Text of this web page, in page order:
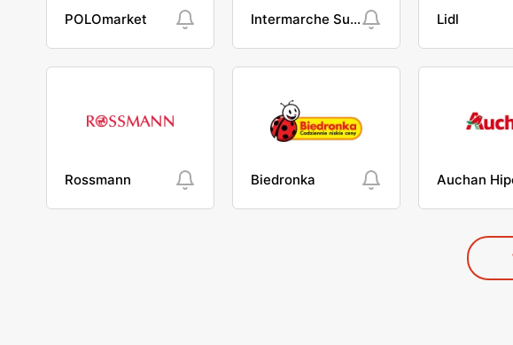
POLOmarket Intermarche Super Lidl
Rossmann Biedronka